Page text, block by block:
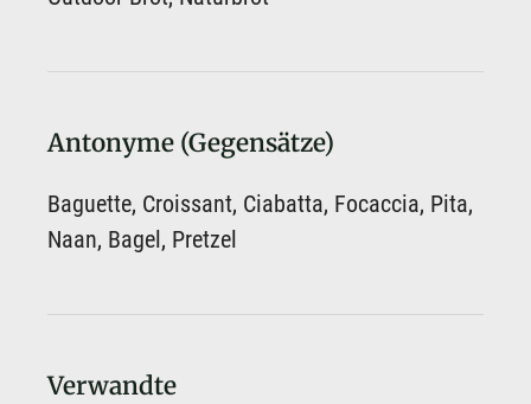
Antonyme (Gegensätze)
Baguette, Croissant, Ciabatta, Focaccia, Pita,
Naan, Bagel, Pretzel
Verwandte